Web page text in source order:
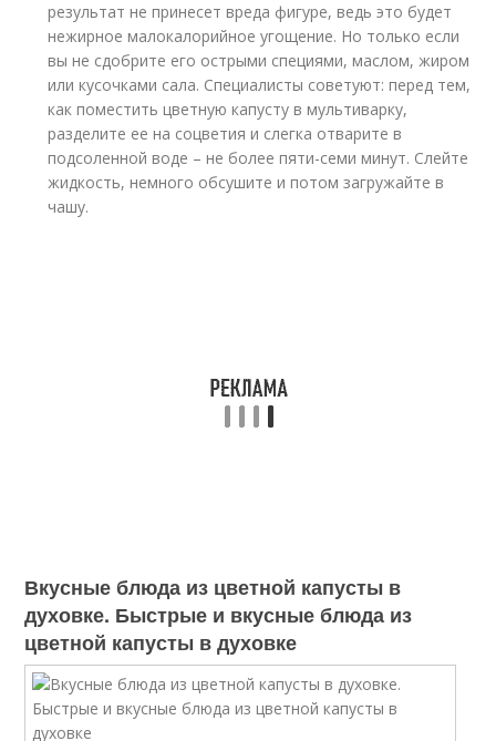
результат не принесет вреда фигуре, ведь это будет
нежирное малокалорийное угощение. Но только если
вы не сдобрите его острыми специями, маслом, жиром
или кусочками сала. Специалисты советуют: перед тем,
как поместить цветную капусту в мультиварку,
разделите ее на соцветия и слегка отварите в
подсоленной воде – не более пяти-семи минут. Слейте
жидкость, немного обсушите и потом загружайте в
чашу.
Вкусные блюда из цветной капусты в
духовке. Быстрые и вкусные блюда из
цветной капусты в духовке